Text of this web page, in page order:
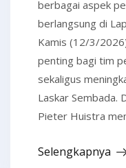
berbagai aspek
berlangsung di
Kamis (12/3/
penting bagi tim
sekaligus
Laskar Sembada.
Pieter Huistra
Selengkapnya